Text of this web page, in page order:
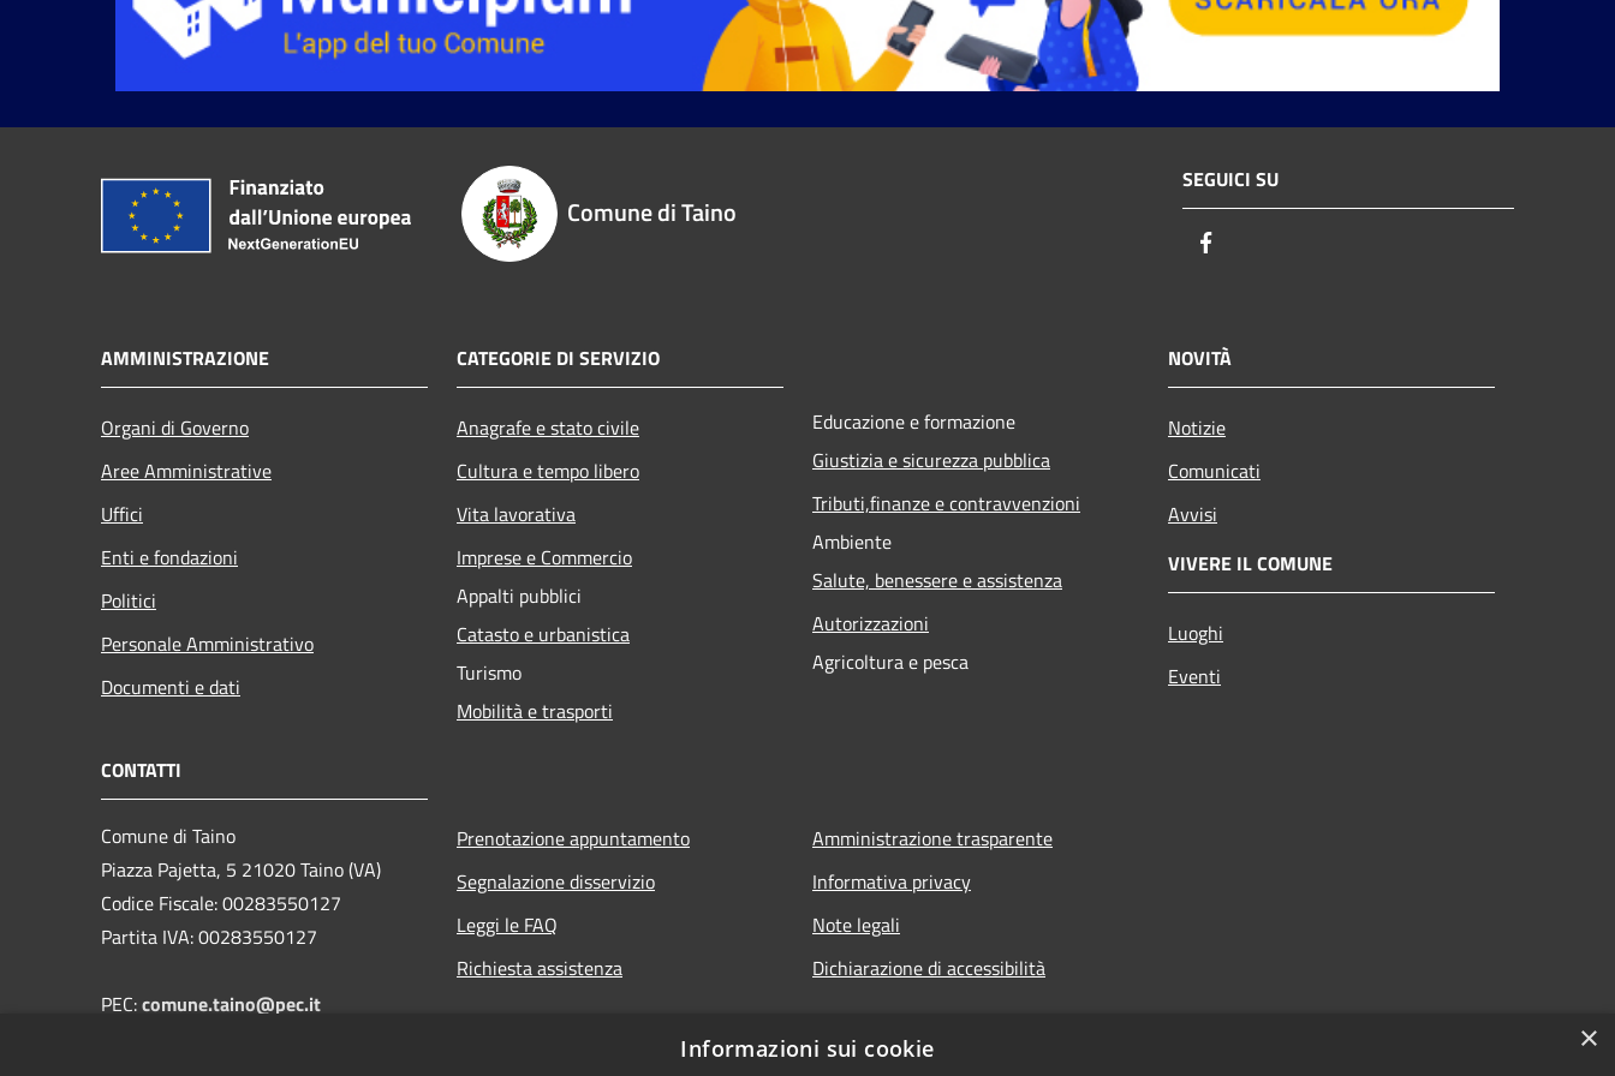
Comune di Taino
SEGUICI SU
AMMINISTRAZIONE
Organi di Governo
Aree Amministrative
Uffici
Enti e fondazioni
Politici
Personale Amministrativo
Documenti e dati
CATEGORIE DI SERVIZIO
Anagrafe e stato civile
Cultura e tempo libero
Vita lavorativa
Imprese e Commercio
Appalti pubblici
Catasto e urbanistica
Turismo
Mobilità e trasporti
Educazione e formazione
Giustizia e sicurezza pubblica
Tributi,finanze e contravvenzioni
Ambiente
Salute, benessere e assistenza
Autorizzazioni
Agricoltura e pesca
NOVITÀ
Notizie
Comunicati
Avvisi
VIVERE IL COMUNE
Luoghi
Eventi
CONTATTI
Comune di Taino
Piazza Pajetta, 5 21020 Taino (VA)
Codice Fiscale: 00283550127
Partita IVA: 00283550127
PEC:comune.taino@pec.it
Prenotazione appuntamento
Segnalazione disservizio
Leggi le FAQ
Richiesta assistenza
Amministrazione trasparente
Informativa privacy
Note legali
Dichiarazione di accessibilità
×
Informazioni sui cookie